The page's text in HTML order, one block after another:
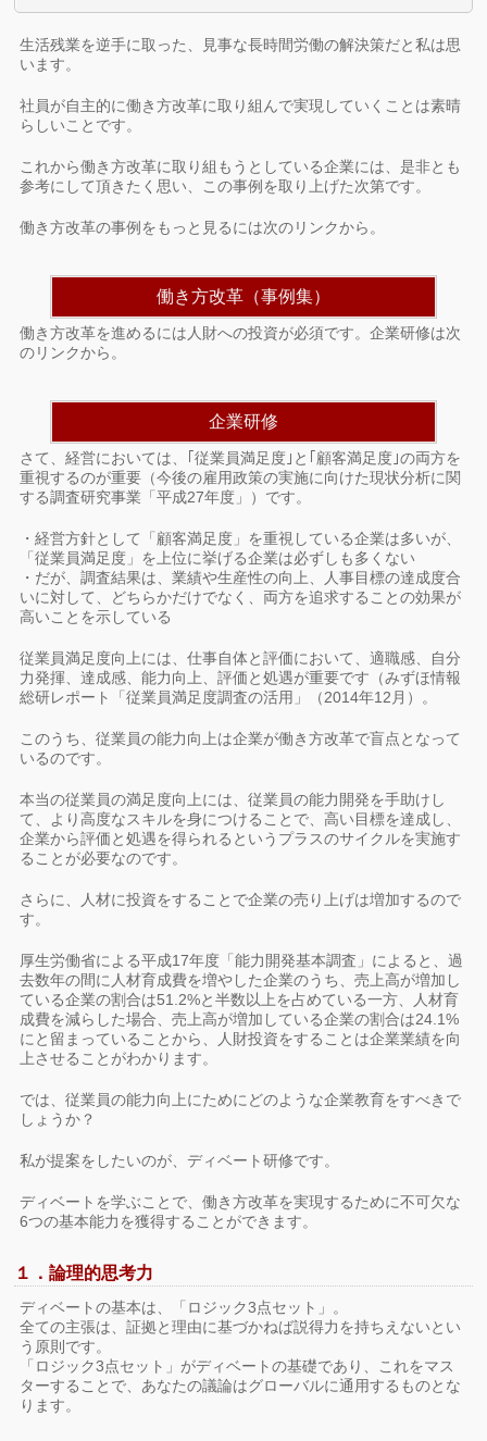
生活残業を逆手に取った、見事な長時間労働の解決策だと私は思
います。
社員が自主的に働き方改革に取り組んで実現していくことは素晴
らしいことです。
これから働き方改革に取り組もうとしている企業には、是非とも
参考にして頂きたく思い、この事例を取り上げた次第です。
働き方改革の事例をもっと見るには次のリンクから。
働き方改革（事例集）
働き方改革を進めるには人財への投資が必須です。企業研修は次
のリンクから。
企業研修
さて、経営においては、｢従業員満足度｣と｢顧客満足度｣の両方を
重視するのが重要（今後の雇用政策の実施に向けた現状分析に関
する調査研究事業「平成27年度」）です。
・経営方針として「顧客満足度」を重視している企業は多いが、
「従業員満足度」を上位に挙げる企業は必ずしも多くない
・だが、調査結果は、業績や生産性の向上、人事目標の達成度合
いに対して、どちらかだけでなく、両方を追求することの効果が
高いことを示している
従業員満足度向上には、仕事自体と評価において、適職感、自分
力発揮、達成感、能力向上、評価と処遇が重要です（みずほ情報
総研レポート「従業員満足度調査の活用」（2014年12月）。
このうち、従業員の能力向上は企業が働き方改革で盲点となって
いるのです。
本当の従業員の満足度向上には、従業員の能力開発を手助けし
て、より高度なスキルを身につけることで、高い目標を達成し、
企業から評価と処遇を得られるというプラスのサイクルを実施す
ることが必要なのです。
さらに、人材に投資をすることで企業の売り上げは増加するので
す。
厚生労働省による平成17年度「能力開発基本調査」によると、過
去数年の間に人材育成費を増やした企業のうち、売上高が増加し
ている企業の割合は51.2%と半数以上を占めている一方、人材育
成費を減らした場合、売上高が増加している企業の割合は24.1%
にと留まっていることから、人財投資をすることは企業業績を向
上させることがわかります。
では、従業員の能力向上にためにどのような企業教育をすべきで
しょうか？
私が提案をしたいのが、ディベート研修です。
ディベートを学ぶことで、働き方改革を実現するために不可欠な
6つの基本能力を獲得することができます。
１．論理的思考力
ディベートの基本は、「ロジック3点セット」。
全ての主張は、証拠と理由に基づかねば説得力を持ちえないとい
う原則です。
「ロジック3点セット」がディベートの基礎であり、これをマス
ターすることで、あなたの議論はグローバルに通用するものとな
ります。